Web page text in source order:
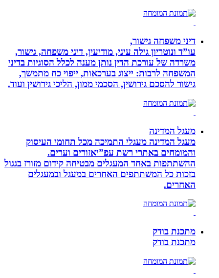
דיני משפחה גישור,
עו”ד ונוטריון גילה עיני, מודיעין, דיני משפחה, גישור,
משרדה של עורכת הדין נותן מענה לכלל הסוגיות בדיני
המשפחה לרבות: ייצוג בערכאות, ייפוי כח מתמשך,
גישור להסכם גירושין, הסכמי ממון, הליכי גירושין ועוד.
מעגל המדינה
מעגל המדינה מעגלי התמיכה מכל תחומי העיסוק
והמומחים באתרי רשת עפ”יאזורים וערים.
ההשתתפות באחד המעגלים מבטיחה קידום מזורז בגגול
בזכות כל המשתתפים האחרים במעגל ובמעגלים
האחרים.
מתכנת בודק
מתכנת בודק